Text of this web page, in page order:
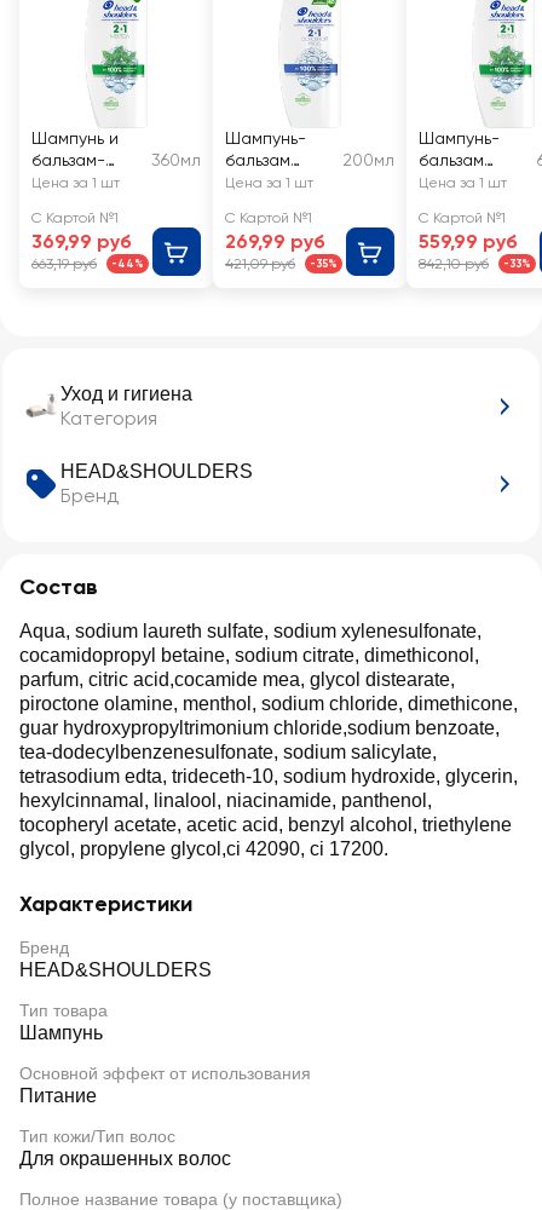
Уход и гигиена
Категория
HEAD&SHOULDERS
Бренд
Состав
Aqua, sodium laureth sulfate, sodium xylenesulfonate,
cocamidopropyl betaine, sodium citrate, dimethiconol,
parfum, citric acid,cocamide mea, glycol distearate,
piroctone olamine, menthol, sodium chloride, dimethicone,
guar hydroxypropyltrimonium chloride,sodium benzoate,
tea-dodecylbenzenesulfonate, sodium salicylate,
tetrasodium edta, trideceth-10, sodium hydroxide, glycerin,
hexylcinnamal, linalool, niacinamide, panthenol,
tocopheryl acetate, acetic acid, benzyl alcohol, triethylene
glycol, propylene glycol,ci 42090, ci 17200.
Характеристики
Бренд
HEAD&SHOULDERS
Тип товара
Шампунь
Основной эффект от использования
Питание
Тип кожи/Тип волос
Для окрашенных волос
Полное название товара (у поставщика)
Шампунь и
бальзам-
ополаскиват
HEAD&SHOUL
DERS 2в1
Ментол
360мл
Цена за 1 шт
С Картой №1
369,99 руб
663,19 руб -44%
Шампунь-
бальзам
HEAD&SHOUL
Основной
уход 2в1
против
200мл
Цена за 1 шт
С Картой №1
269,99 руб
421,09 руб -35%
Шампунь-
бальзам
HEAD&SHOUL
2в1 против
перхоти
Цена за 1 шт
С Картой №1
559,99 руб
842,10 руб -33%